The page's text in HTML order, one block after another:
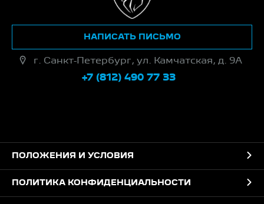
г. Санкт-Петербург, ул. Камчатская, д. 9А
+7 (812) 490 77 33
НАПИСАТЬ ПИСЬМО
ПОЛОЖЕНИЯ И УСЛОВИЯ
ПОЛИТИКА КОНФИДЕНЦИАЛЬНОСТИ